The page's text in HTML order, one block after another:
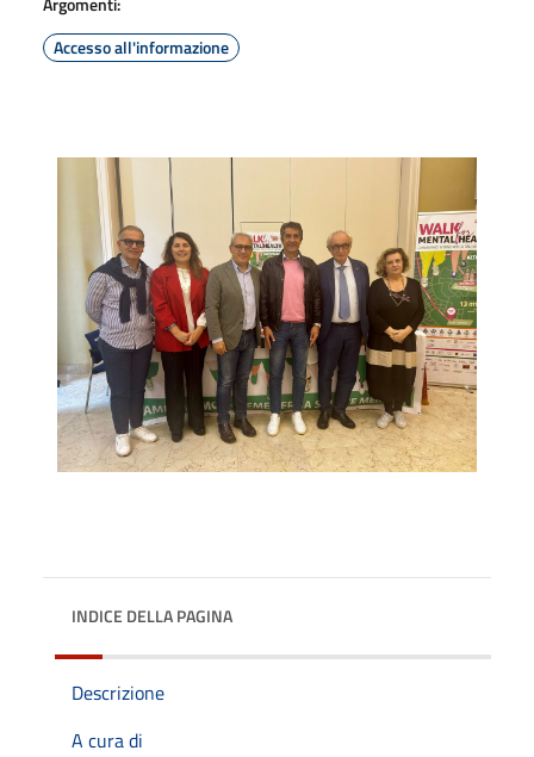
Accesso all'informazione
INDICE DELLA PAGINA
Descrizione
A cura di